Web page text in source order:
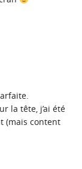
la tête, j’ai été
(mais content